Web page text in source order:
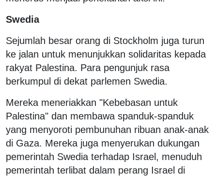
Swedia
Sejumlah besar orang di Stockholm juga turun
ke jalan untuk menunjukkan solidaritas kepada
rakyat Palestina. Para pengunjuk rasa
berkumpul di dekat parlemen Swedia.
Mereka meneriakkan "Kebebasan untuk
Palestina" dan membawa spanduk-spanduk
yang menyoroti pembunuhan ribuan anak-anak
di Gaza. Mereka juga menyerukan dukungan
pemerintah Swedia terhadap Israel, menuduh
pemerintah terlibat dalam perang Israel di